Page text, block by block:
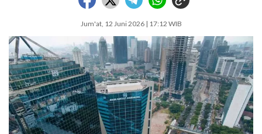
Jum'at, 12 Juni 2026 | 17:12 WIB